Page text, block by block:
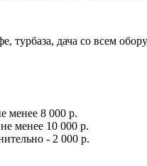
дача со всем
менее 8 000 р.
менее 10 000 р.
- 2 000 р.